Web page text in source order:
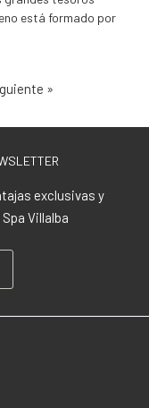
está formado por
»
exclusivas y
Villalba